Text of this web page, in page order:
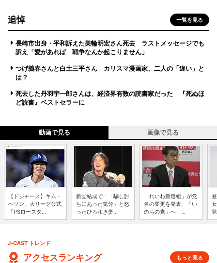
追悼 一覧を見る
長崎市出身・平和訴えた美輪明宏さん死去 ラストメッセージでも
訴え「愛があれば 戦争なんか起こりません」
つげ義春さんと白土三平さん カリスマ漫画家、二人の「違い」と
は？
死去した丹羽宇一郎さんは、経済界有数の読書家だった 『死ぬほ
ど読書』ベストセラーに
動画で見る 画像で見る
【ドジャース】キム・
ヘソン、大リーグ公式
「PSロースタ...
新党結成で「「騙し討
ちにあった気分」と怒
ったひろゆき妻...
「れいわ新選組」が党
名の変更を発表、「い
のちの党」へ ...
J-CAST トレンド
アクセスランキング もっと見る